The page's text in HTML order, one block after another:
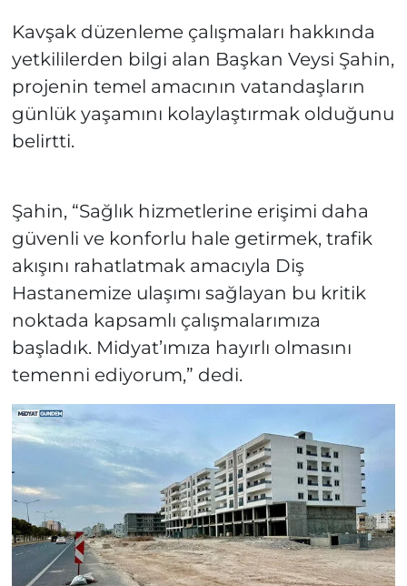
Kavşak düzenleme çalışmaları hakkında
yetkililerden bilgi alan Başkan Veysi Şahin,
projenin temel amacının vatandaşların
günlük yaşamını kolaylaştırmak olduğunu
belirtti.
Şahin, “Sağlık hizmetlerine erişimi daha
güvenli ve konforlu hale getirmek, trafik
akışını rahatlatmak amacıyla Diş
Hastanemize ulaşımı sağlayan bu kritik
noktada kapsamlı çalışmalarımıza
başladık. Midyat’ımıza hayırlı olmasını
temenni ediyorum,” dedi.